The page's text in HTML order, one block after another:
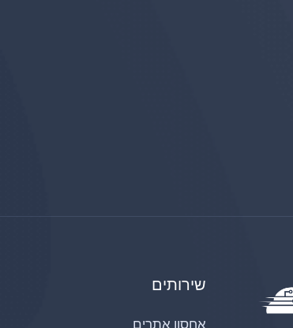
שירותים
אחסון אתרים